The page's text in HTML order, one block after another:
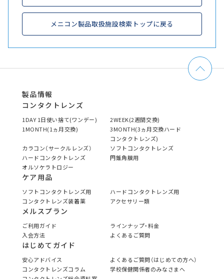
メニコン製品取扱施設検索トップに戻る
製品情報
コンタクトレンズ
1DAY 1日使い捨て(ワンデー)
2WEEK(2週間交換)
1MONTH(1ヵ月交換)
3MONTH(3ヵ月交換ハード
コンタクトレンズ)
カラコン（サークルレンズ）
ソフトコンタクトレンズ
ハードコンタクトレンズ
円錐角膜用
オルソケラトロジー
ケア用品
ソフトコンタクトレンズ用
ハードコンタクトレンズ用
コンタクトレンズ装着薬
アクセサリー類
メルスプラン
ご利用ガイド
ラインナップ・料金
入会方法
よくあるご質問
はじめてガイド
安心アドバイス
よくあるご質問（はじめての方へ）
コンタクトレンズコラム
学校保健関係者のみなさまへ